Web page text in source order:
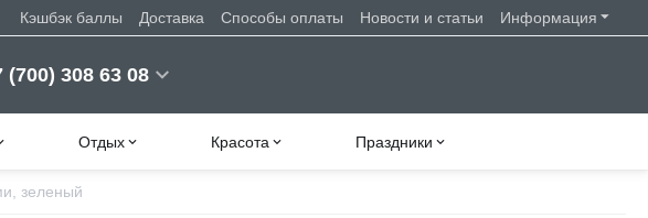
Кэшбэк баллы Доставка Способы оплаты Новости и статьи Информация
(700) 308 63 08
Отдых Красота Праздники
зеленый